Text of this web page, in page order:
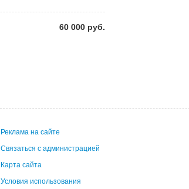
60 000 руб.
Реклама на сайте
Связаться с администрацией
Карта сайта
Условия использования